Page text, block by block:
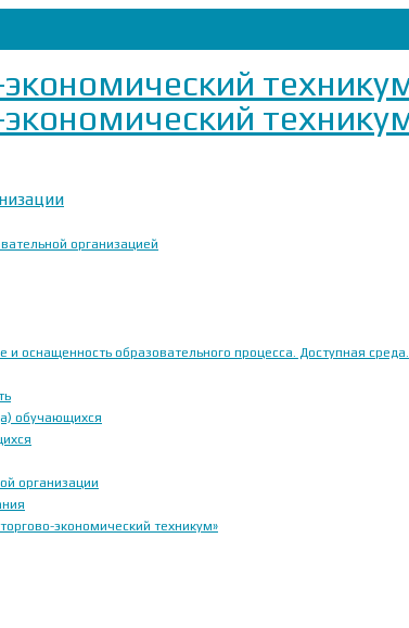
организацией
оснащенность образовательного процесса. Доступная среда.
обучающихся
организации
экономический техникум»